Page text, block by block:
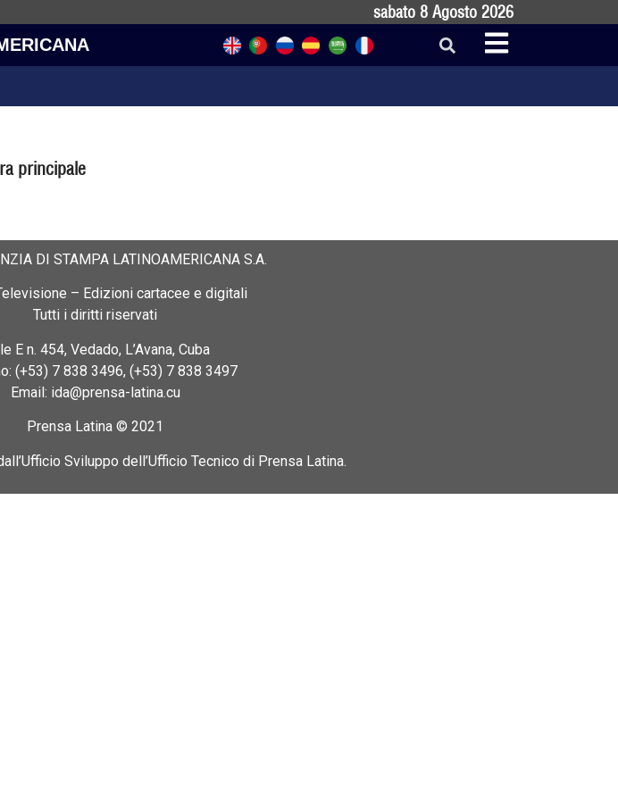
sabato 8 Agosto 2026
principale
DI STAMPA LATINOAMERICANA S.A.
– Edizioni cartacee e digitali
Tutti i diritti riservati
E n. 454, Vedado, L’Avana, Cuba
(+53) 7 838 3496, (+53) 7 838 3497
Email: ida@prensa-latina.cu
Prensa Latina © 2021
Sviluppo dell’Ufficio Tecnico di Prensa Latina.